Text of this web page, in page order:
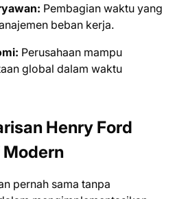
Pembagian waktu yang
beban kerja.
Perusahaan mampu
global dalam waktu
Henry Ford
pernah sama tanpa